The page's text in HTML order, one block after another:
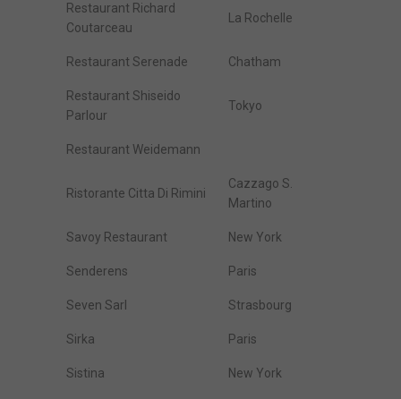
Restaurant Richard
Coutarceau
La Rochelle
Restaurant Serenade Chatham
Restaurant Shiseido
Parlour
Tokyo
Restaurant Weidemann
Ristorante Citta Di Rimini
Cazzago S.
Martino
Savoy Restaurant New York
Senderens Paris
Seven Sarl Strasbourg
Sirka Paris
Sistina New York